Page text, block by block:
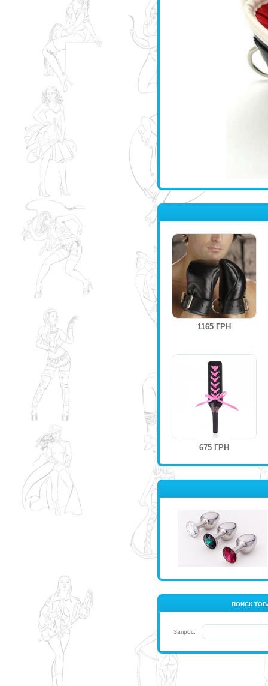
1165 ГРН
675 ГРН
ПОИСК
Запрос: